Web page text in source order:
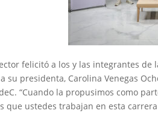
felicitó a los y las integrantes de
a su presidenta, Carolina Venegas
“Cuando la propusimos como
que ustedes trabajan en esta